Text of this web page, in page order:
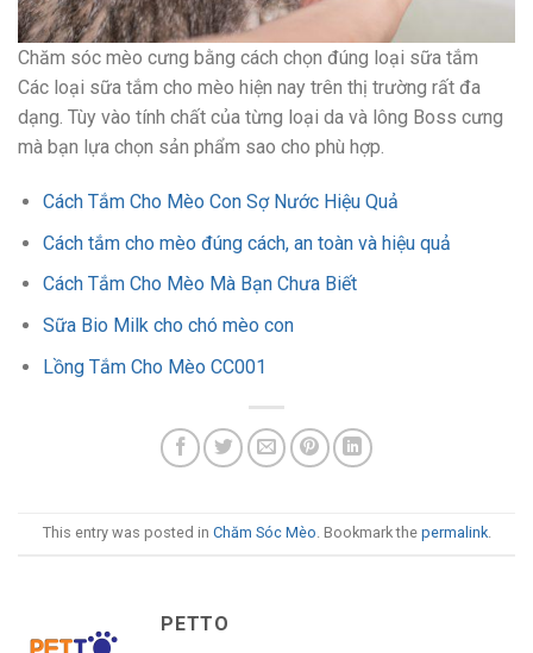
Chăm sóc mèo cưng bằng cách chọn đúng loại sữa tắm
Các loại sữa tắm cho mèo hiện nay trên thị trường rất đa
dạng. Tùy vào tính chất của từng loại da và lông Boss cưng
mà bạn lựa chọn sản phẩm sao cho phù hợp.
Cách Tắm Cho Mèo Con Sợ Nước Hiệu Quả
Cách tắm cho mèo đúng cách, an toàn và hiệu quả
Cách Tắm Cho Mèo Mà Bạn Chưa Biết
Sữa Bio Milk cho chó mèo con
Lồng Tắm Cho Mèo CC001
This entry was posted in Chăm Sóc Mèo . Bookmark the permalink.
PETTO